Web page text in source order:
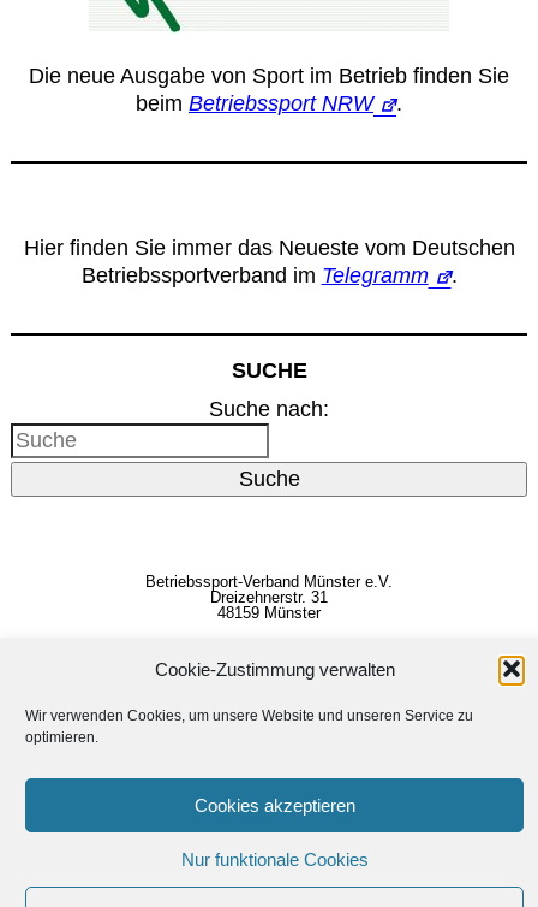
Cookie-Zustimmung verwalten
Wir verwenden Cookies, um unsere Website und unseren Service zu
optimieren.
Cookies akzeptieren
Nur funktionale Cookies
Die neue Ausgabe von Sport im Betrieb finden Sie
beim Betriebssport NRW .
Hier finden Sie immer das Neueste vom Deutschen
Betriebssportverband im Telegramm .
SUCHE
Suche nach:
Suche
Betriebssport-Verband Münster e.V.
Dreizehnerstr. 31
48159 Münster
E-Mail:info@bsv-muenster.de
Datenschutzerklärung